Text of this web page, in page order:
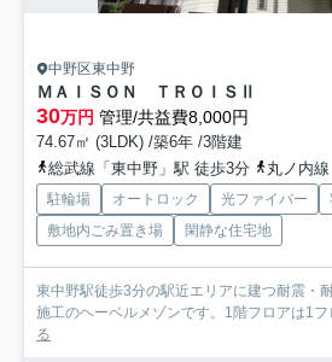
中野区東中野
ＭＡＩＳＯＮ ＴＲＯＩＳⅡ
30万円 管理/共益費8,000円
74.67㎡ (3LDK) /築6年 /3階建
総武線「東中野」駅 徒歩3分
丸ノ内線
駐輪場 オートロック 光ファイバー
敷地内ごみ置き場
閑静な住宅地
東中野駅徒歩3分の駅近エリアに建つ耐震・
施工のヘーベルメゾンです。1階フロアは1フ
る